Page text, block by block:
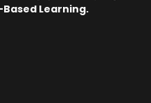
Learning.